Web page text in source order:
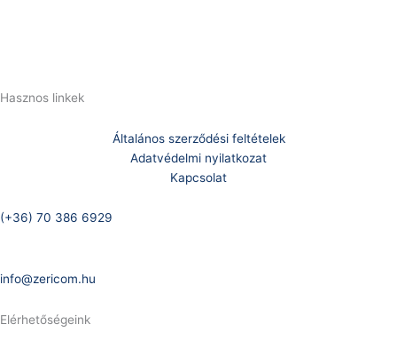
Hasznos linkek
Általános szerződési feltételek
Adatvédelmi nyilatkozat
Kapcsolat
(+36) 70 386 6929
info@zericom.hu
Elérhetőségeink